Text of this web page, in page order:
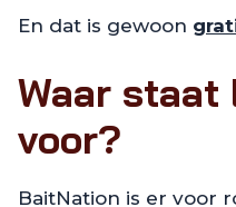
En dat is gewoon
Waar staat
voor?
BaitNation is er voor